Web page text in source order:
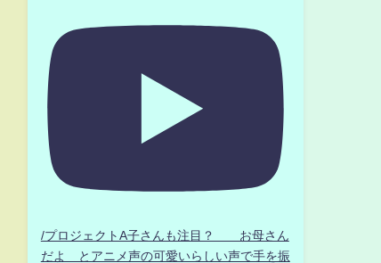
/プロジェクトA子さんも注目？ お母さん
だよ とアニメ声の可愛いらしい声で手を振